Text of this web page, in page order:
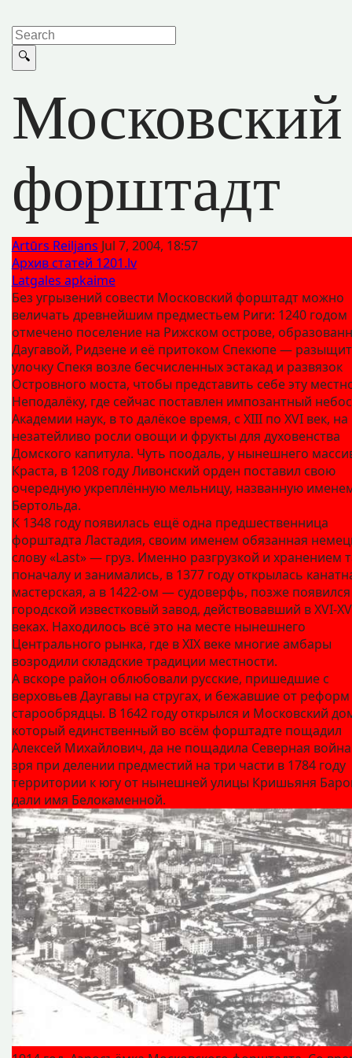
Московский
форштадт
Artūrs Reiljans Jul 7, 2004, 18:57
Архив статей 1201.lv
Latgales apkaime
Без угрызений совести Московский форштадт можно
величать древнейшим предместьем Риги: 1240 годом
отмечено поселение на Рижском острове,
Даугавой, Ридзене и её притоком Спекюпе —
улочку Спекя возле бесчисленных эстакад и развязок
Островного моста, чтобы представить себе эту
Неподалёку, где сейчас поставлен импозантный
Академии наук, в то далёкое время, с XIII по XVI век, на
незатейливо росли овощи и фрукты для духовенства
Домского капитула. Чуть поодаль, у нынешнего
Краста, в 1208 году Ливонский орден поставил свою
очередную укреплённую мельницу, названную
Бертольда.
К 1348 году появилась ещё одна предшественница
форштадта Ластадия, своим именем обязанная
слову «Last» — груз. Именно разгрузкой и хранением
поначалу и занимались, в 1377 году открылась
мастерская, а в 1422‑ом — судоверфь, позже
городской известковый завод, действовавший в XVI-
веках. Находилось всё это на месте нынешнего
Центрального рынка, где в XIX веке многие амбары
возродили складские традиции местности.
А вскоре район облюбовали русские, пришедшие с
верховьев Даугавы на стругах, и бежавшие от реформ
старообрядцы. В 1642 году открылся и Московский
который единственный во всём форштадте пощадил
Алексей Михайлович, да не пощадила Северная
зря при делении предместий на три части в 1784 году
территории к югу от нынешней улицы Кришьяня
дали имя Белокаменной.